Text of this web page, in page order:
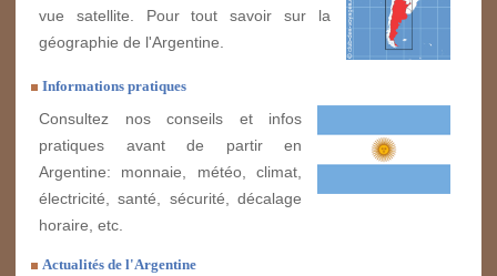
vue satellite. Pour tout savoir sur la
géographie de l'Argentine.
Informations pratiques
Consultez nos conseils et infos
pratiques avant de partir en
Argentine: monnaie, météo, climat,
électricité, santé, sécurité, décalage
horaire, etc.
Actualités de l'Argentine